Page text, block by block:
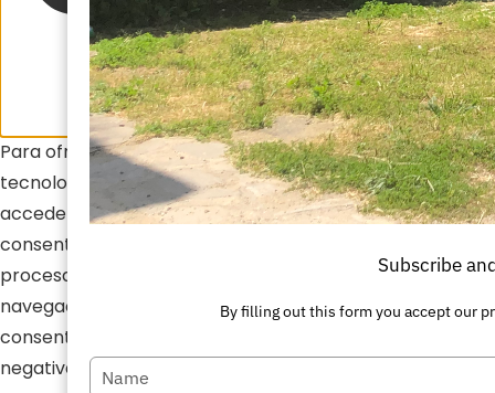
Para ofrecer las mejores experiencias, utilizamos
tecnologías como las cookies para almacenar y/o
acceder a la información del dispositivo. El
consentimiento de estas tecnologías nos permitirá
procesar datos como el comportamiento de
navegación o las identificaciones únicas en este sitio. No
consentir o retirar el consentimiento, puede afectar
negativamente a ciertas características y funciones.
Subscribe
By filling out this form you accept our
Escriba